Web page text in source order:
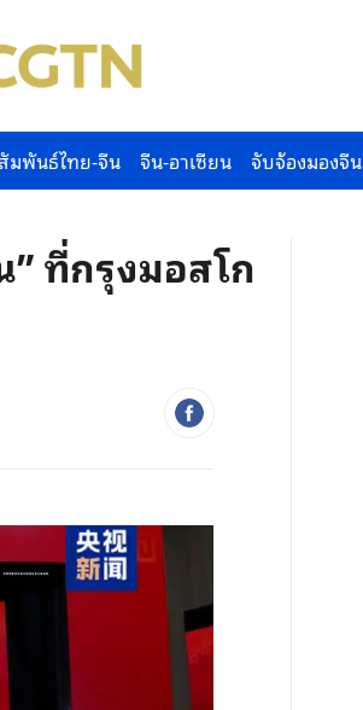
มพันธ์ไทย-จีน จีน-อาเซียน จับจ้องมองจีน
ที่กรุงมอสโก